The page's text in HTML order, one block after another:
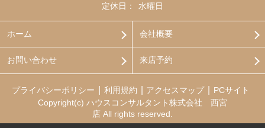
定休日：
水曜日
ホーム 会社概要
お問い合わせ 来店予約
プライバシーポリシー 利用規約 アクセスマップ
PCサイト
Copyright(c) ハウスコンサルタント株式会社 西宮
店 All rights reserved.